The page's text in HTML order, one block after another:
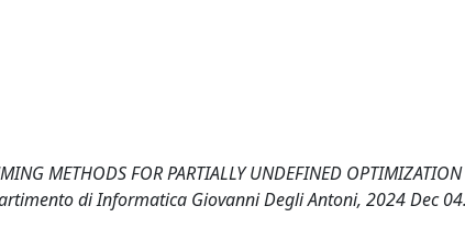
METHODS FOR PARTIALLY UNDEFINED
di Informatica Giovanni Degli Antoni, 2024 Dec